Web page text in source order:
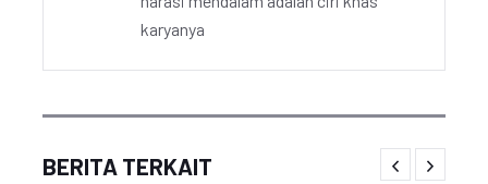
karyanya
BERITA TERKAIT